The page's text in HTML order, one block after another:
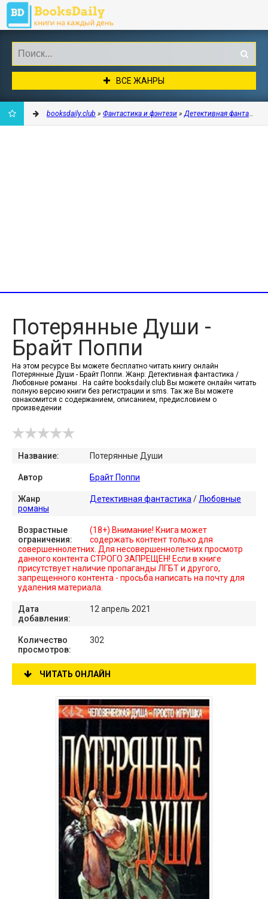
ВСЕ ЖАНРЫ
booksdaily.club » Фантастика и фэнтези »Детективная фантастика
Потерянные Души -
Брайт Поппи
На этом ресурсе Вы можете бесплатно читать книгу онлайн
Потерянные Души - Брайт Поппи. Жанр: Детективная фантастика /
Любовные романы . На сайте booksdaily.club Вы можете онлайн читать
полную версию книги без регистрации и sms. Так же Вы можете
ознакомится с содержанием, описанием, предисловием о
произведении
Название: Потерянные Души
Автор Брайт Поппи
Жанр Детективная фантастика / Любовные
романы
Возрастные
ограничения:
(18+) Внимание! Книга может
содержать контент только для
совершеннолетних. Для несовершеннолетних просмотр
данного контента СТРОГО ЗАПРЕЩЕН! Если в книге
присутствует наличие пропаганды ЛГБТ и другого,
запрещенного контента - просьба написать на почту для
удаления материала.
Дата
добавления:
12 апрель 2021
Количество
просмотров:
302
ЧИТАТЬ ОНЛАЙН